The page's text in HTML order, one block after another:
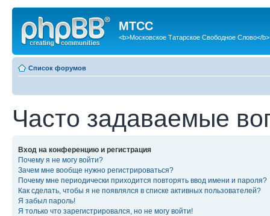
МТСС
<b>Московское Татарское Свободное Слово</b>
Список форумов
Часто задаваемые
Вход на конференцию и регистрация
Почему я не могу войти?
Зачем мне вообще нужно регистрироваться?
Почему мне периодически приходится повторять ввод имени и пароля?
Как сделать, чтобы я не появлялся в списке активных пользователей?
Я забыл пароль!
Я только что зарегистрировался, но не могу войти!